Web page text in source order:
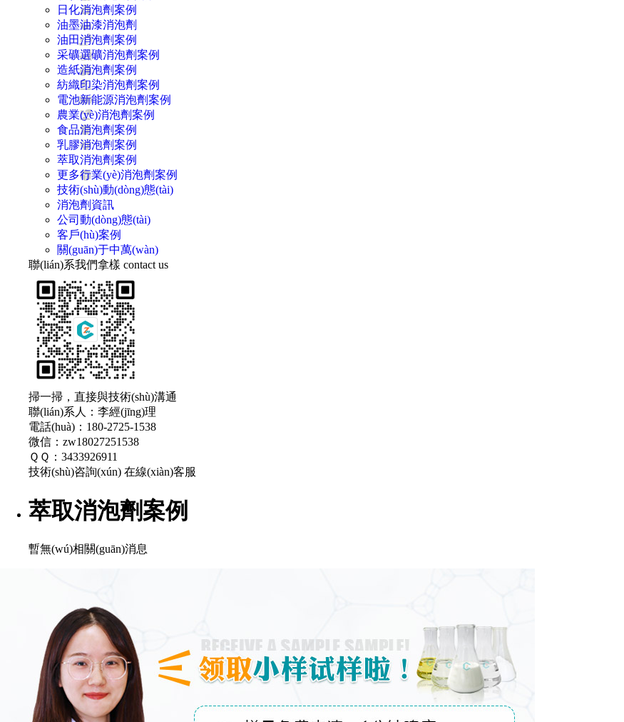
日化消泡劑案例
油墨油漆消泡劑
油田消泡劑案例
采礦選礦消泡劑案例
造紙消泡劑案例
紡織印染消泡劑案例
電池新能源消泡劑案例
農業(yè)消泡劑案例
食品消泡劑案例
乳膠消泡劑案例
萃取消泡劑案例
更多行業(yè)消泡劑案例
技術(shù)動(dòng)態(tài)
消泡劑資訊
公司動(dòng)態(tài)
客戶(hù)案例
關(guān)于中萬(wàn)
聯(lián)系我們拿樣 contact us
掃一掃，直接與技術(shù)溝通
聯(lián)系人：李經(jīng)理
電話(huà)：180-2725-1538
微信：zw18027251538
ＱＱ：3433926911
技術(shù)咨詢(xún) 在線(xiàn)客服
萃取消泡劑案例
暫無(wú)相關(guān)消息